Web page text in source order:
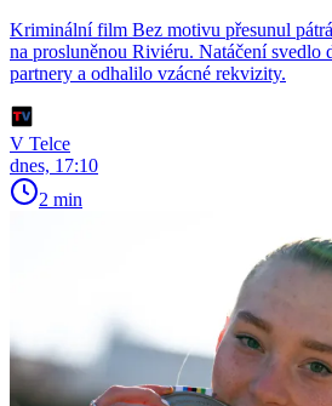
Kriminální film Bez motivu přesunul
na prosluněnou Riviéru. Natáčení svedlo
partnery a odhalilo vzácné rekvizity.
V Telce
dnes, 17:10
2 min